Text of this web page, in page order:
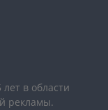
в области
рекламы.